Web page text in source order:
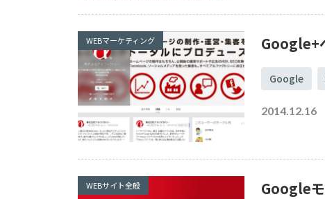
WEBマーケティング Google+
Google
2014.12.16
WEBサイト全般
Google